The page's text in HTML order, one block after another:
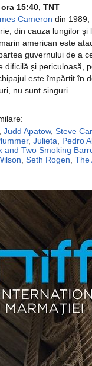
15:40, TNT
Cameron din 1989,
din cauza lungilor
american este
guvernului de a
dificilă și periculoasă,
este împărțit în
nu sunt singuri.
Judd Apatow, Steve
, Julieta Pedro
and Two Smoking
Seth Rogen The